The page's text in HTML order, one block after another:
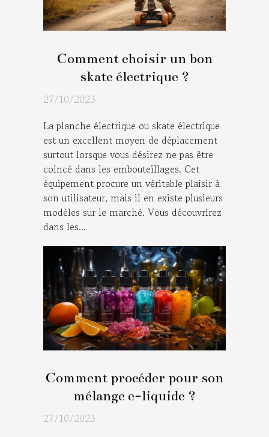
Comment choisir un bon
skate électrique ?
27/10/2023
La planche électrique ou skate électrique
est un excellent moyen de déplacement
surtout lorsque vous désirez ne pas être
coincé dans les embouteillages. Cet
équipement procure un véritable plaisir à
son utilisateur, mais il en existe plusieurs
modèles sur le marché. Vous découvrirez
dans les...
Comment procéder pour son
mélange e-liquide ?
27/10/2023